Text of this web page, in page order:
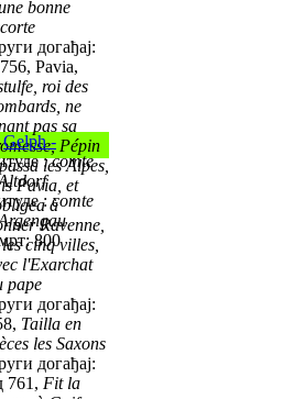
bonne
догађај:
Pavia,
roi des
ne
pas sa
Pépin
les Alpes,
Pavia, et
à
Ravenne,
cinq villes,
l'Exarchat
pape
догађај:
Tailla en
les Saxons
догађај:
761, Fit la
Gelph -
:comte
:comte
800